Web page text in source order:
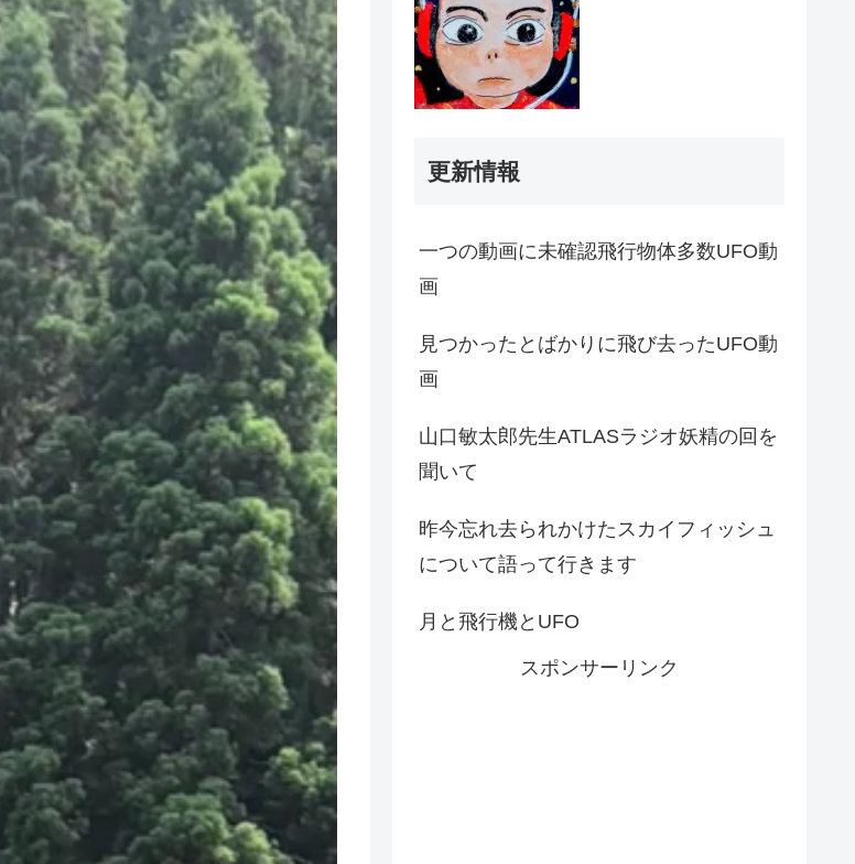
更新情報
一つの動画に未確認飛行物体多数UFO動
画
見つかったとばかりに飛び去ったUFO動
画
山口敏太郎先生ATLASラジオ妖精の回を
聞いて
昨今忘れ去られかけたスカイフィッシュ
について語って行きます
月と飛行機とUFO
スポンサーリンク